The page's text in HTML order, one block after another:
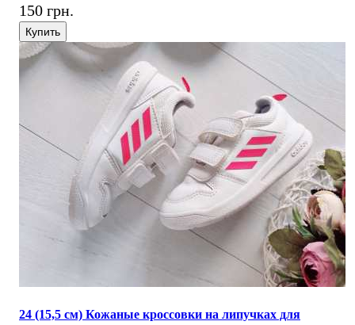
150 грн.
Купить
24 (15,5 см) Кожаные кроссовки на липучках для